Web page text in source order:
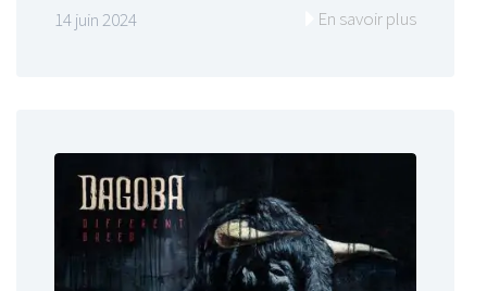
14 juin 2024 En savoir plus